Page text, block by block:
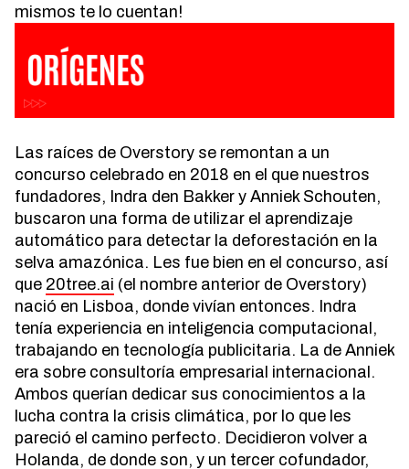
mismos te lo cuentan!
Las raíces de Overstory se remontan a un
concurso celebrado en 2018 en el que nuestros
fundadores, Indra den Bakker y Anniek Schouten,
buscaron una forma de utilizar el aprendizaje
automático para detectar la deforestación en la
selva amazónica. Les fue bien en el concurso, así
que 20tree.ai (el nombre anterior de Overstory)
nació en Lisboa, donde vivían entonces. Indra
tenía experiencia en inteligencia computacional,
trabajando en tecnología publicitaria. La de Anniek
era sobre consultoría empresarial internacional.
Ambos querían dedicar sus conocimientos a la
lucha contra la crisis climática, por lo que les
pareció el camino perfecto. Decidieron volver a
Holanda, de donde son, y un tercer cofundador,